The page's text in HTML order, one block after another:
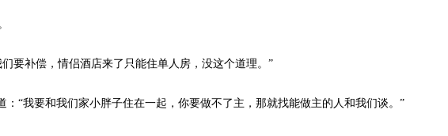
补偿，情侣酒店来了只能住单人房，没这个道理。”
“我要和我们家小胖子住在一起，你要做不了主，那就找能做主的人和我们谈。”